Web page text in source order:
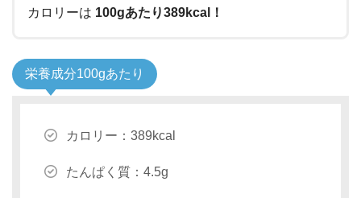
カロリーは 100gあたり389kcal！
栄養成分100gあたり
カロリー：389kcal
たんぱく質：4.5g